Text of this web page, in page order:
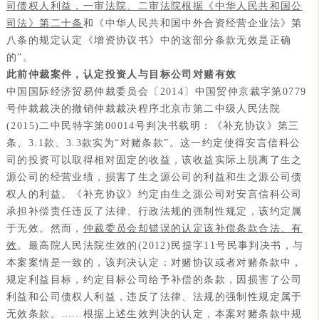
司债权人利益，一审法院、二审法院根据《中华人民共和国公
司法》第二十条 和《中华人民共和国中外合资经营企业法》第
八条的规定认定《增资协议书》中的这部分条款无效是正确
的”。
此前仲裁案件，认定投资人与目标公司对赌有效
中国国际经济贸易仲裁委员会〔2014〕中国贸仲京裁字第0779
号仲裁裁决的撤销仲裁裁决程序北京市第二中级人民法院
(2015)二中民特字第00014号判决书载明：《补充协议》第三
条、3.1款、3.3款实为“对赌条款”。这一约定使得安言信科公
司的投资可以取得相对固定的收益，该收益实际上脱离了生之
源公司的经营业绩，损害了生之源公司的利益和生之源公司债
权人的利益。《补充协议》约定由生之源公司对安言信科公司
承担补偿责任违反了法律、行政法规的强制性规定，该约定属
于无效。然而， 仲裁委员会却错误的认定该补偿条款合法、有
效 。最高院人民法院生效的(2012)民提字11号民事判决书，与
本案案情是一致的，该判决认定：对赌协议或者对赌条款中，
规定利益目标，约定目标公司给予补偿的条款，因损害了公司
利益和公司债权人利益，违反了法律、法规的强制性规定属于
无效条款。……根据上述生效判决的认定，本案对赌条款中规